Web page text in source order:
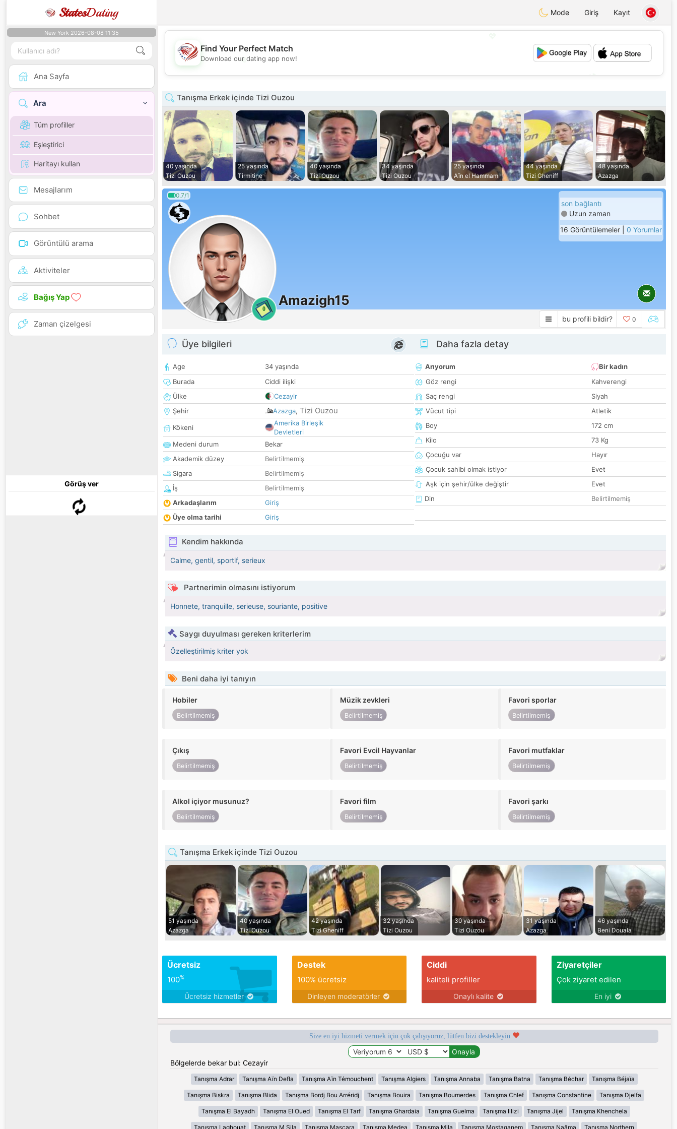
StatesDating Mode Giriş Kayıt
New York 2026-08-08 11:35
Ana Sayfa
Ara
Tüm profiller
Eşleştirici
Haritayı kullan
Mesajlarım
Sohbet
Görüntülü arama
Aktiviteler
Bağış Yap
Zaman çizelgesi
Görüş ver
💕
Find Your Perfect Match
Download our dating app now!
Tanışma Erkek içinde Tizi Ouzou
40 yaşında
Tizi Ouzou
25 yaşında
Tirmitine
40 yaşında
Tizi Ouzou
34 yaşında
Tizi Ouzou
25 yaşında
Aïn el Hammam
44 yaşında
Tizi Gheniff
48 yaşında
Azazga
0.7/1
0
Amazigh15
son bağlantı
Uzun zaman
16 Görüntülemeler | 0 Yorumlar
bu profili bildir? 0
Üye bilgileri
Age
34 yaşında
Burada
Ciddi ilişki
Ülke
Cezayir
Şehir
Azazga, Tizi Ouzou
Kökeni
Amerika Birleşik
Devletleri
Medeni durum
Bekar
Akademik düzey
Belirtilmemiş
Sigara
Belirtilmemiş
İş
Belirtilmemiş
Arkadaşlarım
Giriş
Üye olma tarihi
Giriş
Daha fazla detay
Arıyorum
Bir kadın
Göz rengi
Kahverengi
Saç rengi
Siyah
Vücut tipi
Atletik
Boy
172 cm
Kilo
73 Kg
Çocuğu var
Hayır
Çocuk sahibi olmak istiyor
Evet
Aşk için şehir/ülke değiştir
Evet
Din
Belirtilmemiş
Kendim hakkında
Calme, gentil, sportif, serieux
Partnerimin olmasını istiyorum
Honnete, tranquille, serieuse, souriante, positive
Saygı duyulması gereken kriterlerim
Özelleştirilmiş kriter yok
Beni daha iyi tanıyın
Hobiler
Belirtilmemiş
Müzik zevkleri
Belirtilmemiş
Favori sporlar
Belirtilmemiş
Çıkış
Belirtilmemiş
Favori Evcil Hayvanlar
Belirtilmemiş
Favori mutfaklar
Belirtilmemiş
Alkol içiyor musunuz?
Belirtilmemiş
Favori film
Belirtilmemiş
Favori şarkı
Belirtilmemiş
Tanışma Erkek içinde Tizi Ouzou
51 yaşında
Azazga
40 yaşında
Tizi Ouzou
42 yaşında
Tizi Gheniff
32 yaşında
Tizi Ouzou
30 yaşında
Tizi Ouzou
31 yaşında
Azazga
46 yaşında
Beni Douala
Ücretsiz
100%
Ücretsiz hizmetler
Destek
100% ücretsiz
Dinleyen moderatörler
Ciddi
kaliteli profiller
Onaylı kalite
Ziyaretçiler
Çok ziyaret edilen
En iyi
Size en iyi hizmeti vermek için çok çalışıyoruz, lütfen bizi destekleyin
Bölgelerde bekar bul: Cezayir
Tanışma Adrar Tanışma Aïn Defla Tanışma Aïn Témouchent Tanışma Algiers Tanışma Annaba Tanışma Batna Tanışma Béchar Tanışma Béjaïa
Tanışma Biskra Tanışma Blida Tanışma Bordj Bou Arréridj Tanışma Bouira Tanışma Boumerdes Tanışma Chlef Tanışma Constantine Tanışma Djelfa
Tanışma El Bayadh Tanışma El Oued Tanışma El Tarf Tanışma Ghardaia Tanışma Guelma Tanışma Illizi Tanışma Jijel Tanışma Khenchela
Tanışma Laghouat Tanışma M Sila Tanışma Mascara Tanışma Medea Tanışma Mila Tanışma Mostaganem Tanışma Naâma Tanışma Northern